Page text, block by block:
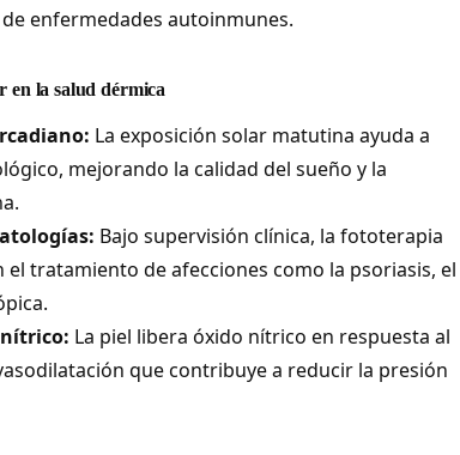
enfermedades autoinmunes.
en la salud dérmica
La exposición solar matutina ayuda a
mejorando la calidad del sueño y la
Bajo supervisión clínica, la fototerapia
tratamiento de afecciones como la psoriasis, el
La piel libera óxido nítrico en respuesta al
que contribuye a reducir la presión